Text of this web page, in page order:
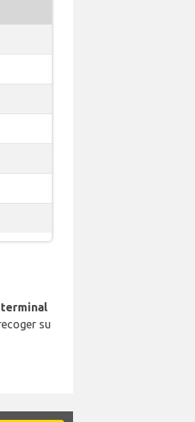
su